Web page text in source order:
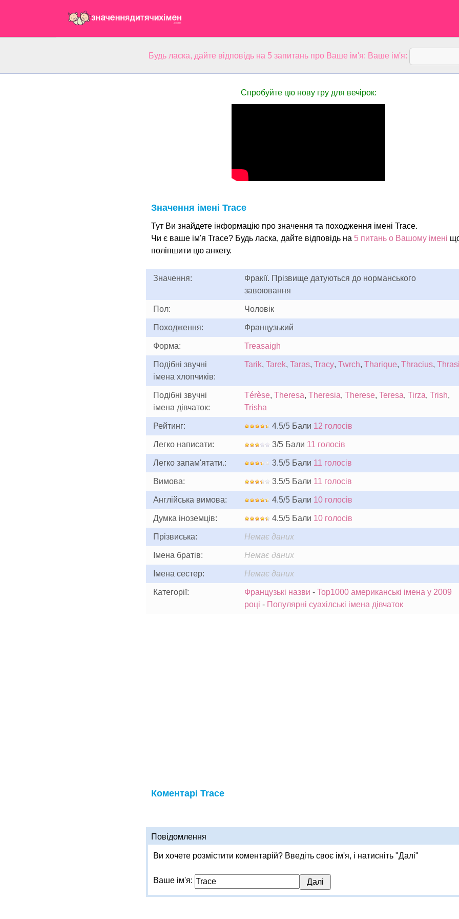
Будь ласка, дайте відповідь на 5 запитань про Ваше ім'я: Ваше ім'я:
Спробуйте цю нову гру для вечірок:
Значення імені Trace
Тут Ви знайдете інформацію про значення та походження імені Trace.
Чи є ваше ім'я Trace? Будь ласка, дайте відповідь на 5 питань о Вашому імені
поліпшити цю анкету.
Значення:
Фракії. Прізвище датуються до норманського
завоювання
Пол: Чоловік
Походження: Французький
Форма: Treasaigh
Подібні звучні
імена хлопчиків:
Tarik, Tarek, Taras, Tracy, Twrch, Tharique, Thracius,
Подібні звучні
імена дівчаток:
Térèse, Theresa, Theresia, Therese, Teresa, Tirza, Trish,
Trisha
Рейтинг: 4.5/5 Бали 12 голосів
Легко написати: 3/5 Бали 11 голосів
Легко запам'ятати.: 3.5/5 Бали 11 голосів
Вимова: 3.5/5 Бали 11 голосів
Англійська вимова: 4.5/5 Бали 10 голосів
Думка іноземців: 4.5/5 Бали 10 голосів
Прізвиська: Немає даних
Імена братів: Немає даних
Імена сестер: Немає даних
Категорії: Французькі назви - Top1000 американські імена у 2009
році - Популярні суахілські імена дівчаток
Коментарі Trace
Повідомлення
Ви хочете розмістити коментарій? Введіть своє ім'я, і натисніть "Далі"
Ваше ім'я: